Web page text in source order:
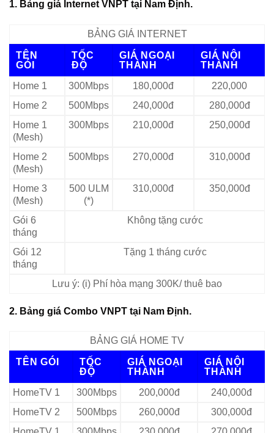
1. Bảng giá Internet VNPT tại Nam Định.
BẢNG GIÁ INTERNET
TÊN
GÓI
TỐC
ĐỘ
GIÁ NGOẠI
THÀNH
GIÁ NỘI
THÀNH
Home 1
300Mbps 180,000đ
220,000
Home 2
500Mbps 240,000đ
280,000đ
Home 1
(Mesh)
300Mbps 210,000đ 250,000đ
Home 2
(Mesh)
500Mbps 270,000đ 310,000đ
Home 3
(Mesh)
500 ULM
(*)
310,000đ 350,000đ
Gói 6
tháng
Không tặng cước
Gói 12
tháng
Tặng 1 tháng cước
Lưu ý: (i) Phí hòa mạng 300K/ thuê bao
2. Bảng giá Combo VNPT tại Nam Định.
BẢNG GIÁ HOME TV
TÊN GÓI
TỐC
ĐỘ
GIÁ NGOẠI
THÀNH
GIÁ NỘI
THÀNH
HomeTV 1
300Mbps 200,000đ
240,000đ
HomeTV 2
500Mbps 260,000đ
300,000đ